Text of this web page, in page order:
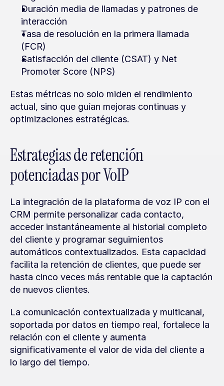
Duración media de llamadas y patrones de
interacción
Tasa de resolución en la primera llamada
(FCR)
Satisfacción del cliente (CSAT) y Net
Promoter Score (NPS)
Estas métricas no solo miden el rendimiento
actual, sino que guían mejoras continuas y
optimizaciones estratégicas.
Estrategias de retención
potenciadas por VoIP
La integración de la plataforma de voz IP con el
CRM permite personalizar cada contacto,
acceder instantáneamente al historial completo
del cliente y programar seguimientos
automáticos contextualizados. Esta capacidad
facilita la retención de clientes, que puede ser
hasta cinco veces más rentable que la captación
de nuevos clientes.
La comunicación contextualizada y multicanal,
soportada por datos en tiempo real, fortalece la
relación con el cliente y aumenta
significativamente el valor de vida del cliente a
lo largo del tiempo.